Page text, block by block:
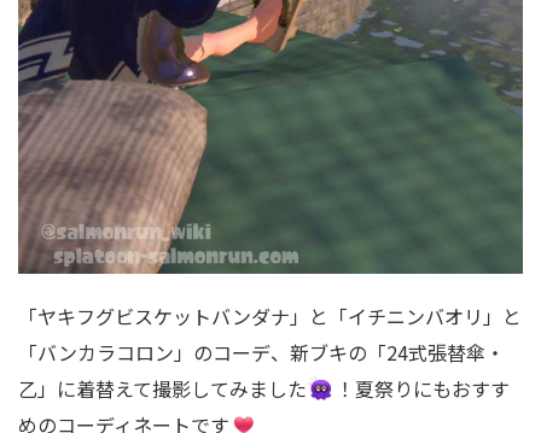
「ヤキフグビスケットバンダナ」と「イチニンバオリ」と
「バンカラコロン」のコーデ、新ブキの「24式張替傘・
乙」に着替えて撮影してみました
！夏祭りにもおすす
めのコーディネートです